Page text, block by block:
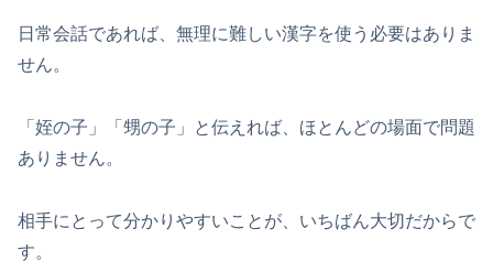
日常会話であれば、無理に難しい漢字を使う必要はありま
せん。
「姪の子」「甥の子」と伝えれば、ほとんどの場面で問題
ありません。
相手にとって分かりやすいことが、いちばん大切だからで
す。